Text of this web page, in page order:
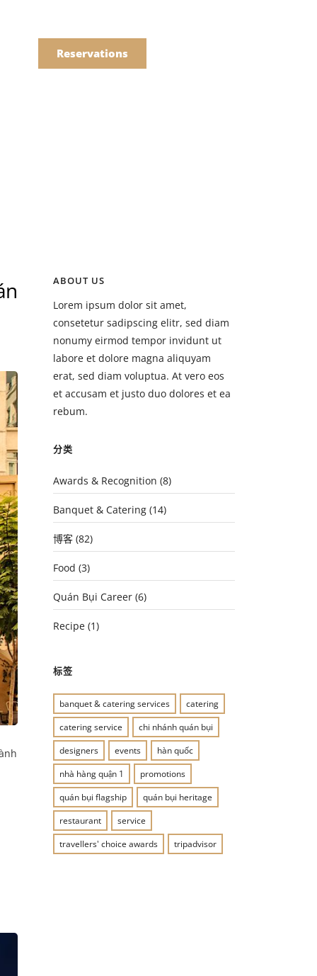
菜單
Reservations
ABOUT US
Lorem ipsum dolor sit amet,
consetetur sadipscing elitr, sed diam
nonumy eirmod tempor invidunt ut
labore et dolore magna aliquyam
erat, sed diam voluptua. At vero eos
et accusam et justo duo dolores et ea
rebum.
分类
Awards & Recognition (8)
Banquet & Catering (14)
博客 (82)
Food (3)
Quán Bụi Career (6)
Recipe (1)
标签
banquet & catering services
catering
catering service
chi nhánh quán bụi
designers
events
hàn quốc
nhà hàng quận 1
promotions
quán bụi flagship
quán bụi heritage
restaurant
service
travellers' choice awards
tripadvisor